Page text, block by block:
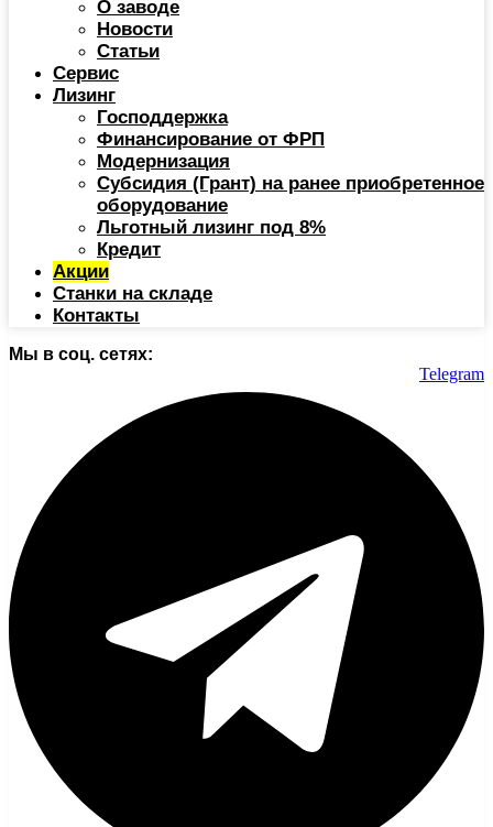
О заводе
Новости
Статьи
Сервис
Лизинг
Господдержка
Финансирование от ФРП
Модернизация
Субсидия (Грант) на ранее приобретенное
оборудование
Льготный лизинг под 8%
Кредит
Акции
Станки на складе
Контакты
Мы в соц. сетях:
Telegram